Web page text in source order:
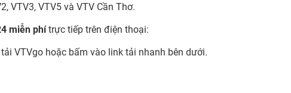
VTV3, VTV5 và VTV Cần Thơ.
miễn phítrực tiếp trên điện thoại:
VTVgo hoặc bấm vào link tải nhanh bên dưới.